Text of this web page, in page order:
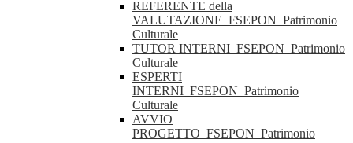
REFERENTE della
VALUTAZIONE_FSEPON_Patrimonio
Culturale
TUTOR INTERNI_FSEPON_Patrimonio
Culturale
ESPERTI
INTERNI_FSEPON_Patrimonio
Culturale
AVVIO
PROGETTO_FSEPON_Patrimonio